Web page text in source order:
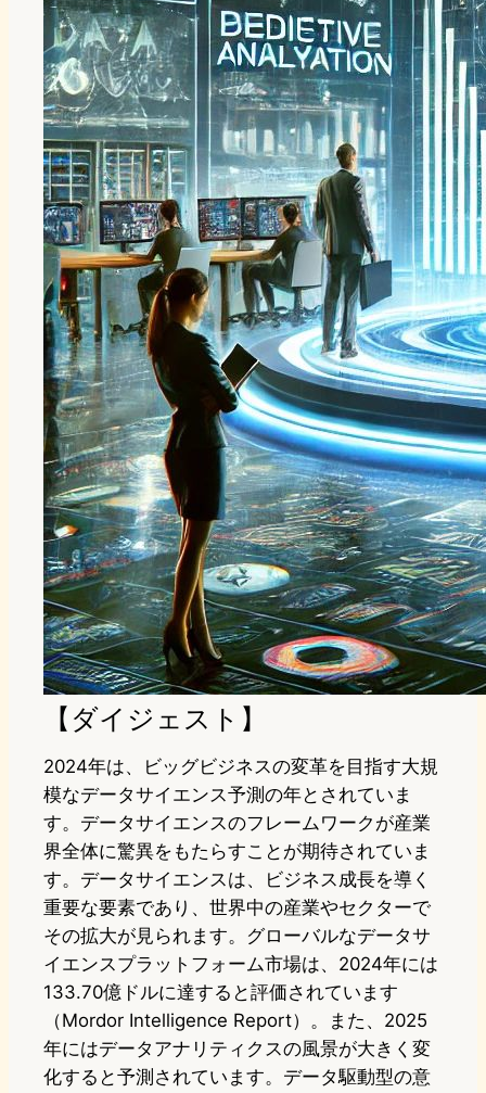
【ダイジェスト】
2024年は、ビッグビジネスの変革を目指す大規
模なデータサイエンス予測の年とされていま
す。データサイエンスのフレームワークが産業
界全体に驚異をもたらすことが期待されていま
す。データサイエンスは、ビジネス成長を導く
重要な要素であり、世界中の産業やセクターで
その拡大が見られます。グローバルなデータサ
イエンスプラットフォーム市場は、2024年には
133.70億ドルに達すると評価されています
（Mordor Intelligence Report）。また、2025
年にはデータアナリティクスの風景が大きく変
化すると予測されています。データ駆動型の意